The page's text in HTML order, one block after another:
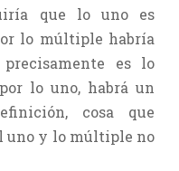
que lo uno es
lo múltiple habría
es lo
lo uno, habrá un
cosa que
uno y lo múltiple no